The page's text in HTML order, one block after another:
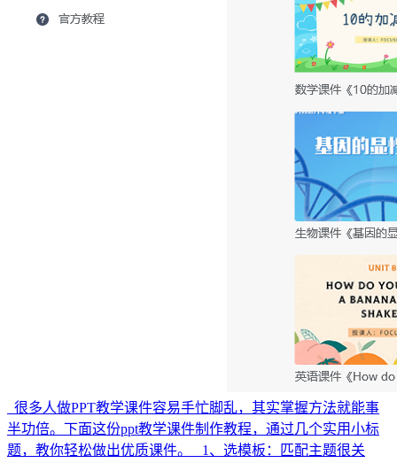
很多人做PPT教学课件容易手忙脚乱，其实掌握方法就能事
半功倍。下面这份ppt教学课件制作教程，通过几个实用小标
题，教你轻松做出优质课件。 1、选模板：匹配主题很关